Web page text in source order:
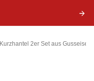
Kurzhantel 2er Set aus